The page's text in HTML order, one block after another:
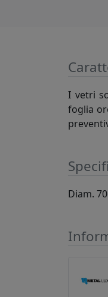
I vetri
foglia
Diam.